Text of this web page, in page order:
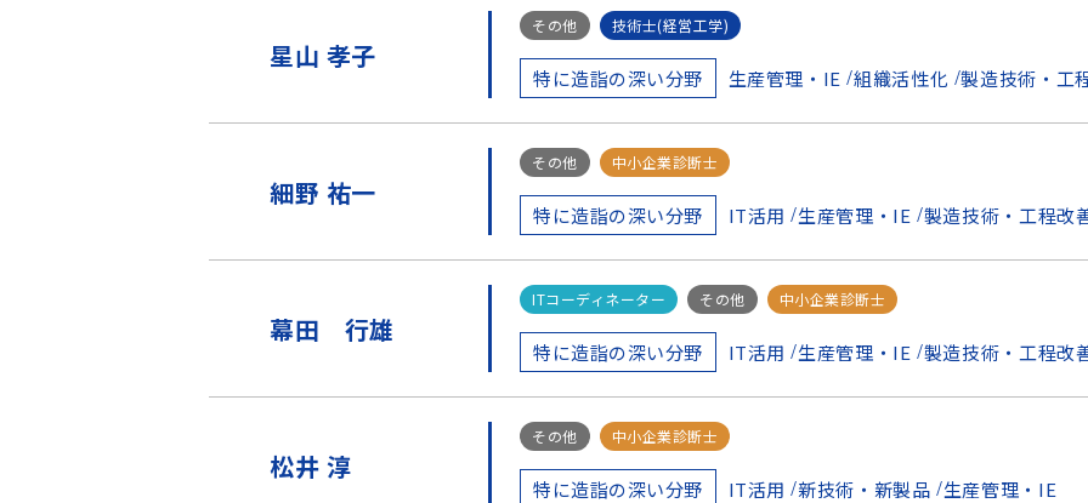
星山 孝子
その他 技術士(経営工学)
特に造詣の深い分野 生産管理・IE 組織活性化 製造技術・工
細野 祐一
その他 中小企業診断士
特に造詣の深い分野 IT活用 生産管理・IE 製造技術・工程改
幕田 行雄
ITコーディネーター その他 中小企業診断士
特に造詣の深い分野 IT活用 生産管理・IE 製造技術・工程改
松井 淳
その他 中小企業診断士
特に造詣の深い分野 IT活用 新技術・新製品 生産管理・IE